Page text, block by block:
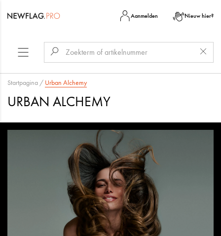
Aanmelden Nieuw hier?
Startpagina / Urban Alchemy
URBAN ALCHEMY